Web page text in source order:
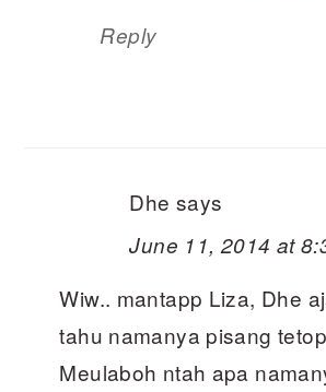
Reply
Dhe says
June 11, 2014 at
Wiw.. mantapp Liza, Dhe
tahu namanya pisang
Meulaboh ntah apa